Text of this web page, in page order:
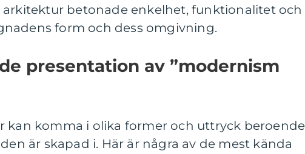
betonade enkelhet, funktionalitet och
form och dess omgivning.
presentation av ”modernism
kan komma i olika former och uttryck beroende
är skapad i. Här är några av de mest kända